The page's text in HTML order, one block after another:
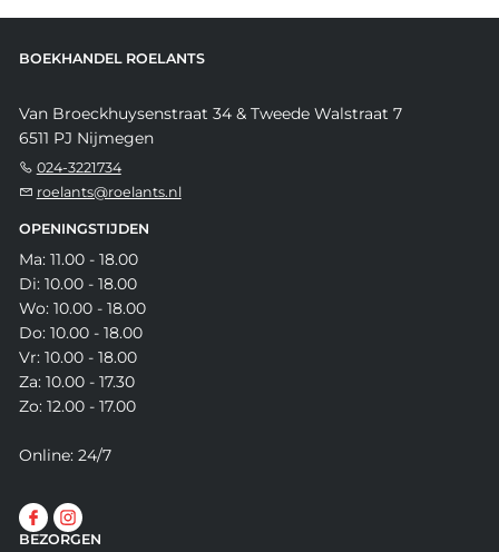
BOEKHANDEL ROELANTS
Van Broeckhuysenstraat 34 & Tweede Walstraat 7
6511 PJ Nijmegen
024-3221734
roelants@roelants.nl
OPENINGSTIJDEN
Ma: 11.00 - 18.00
Di: 10.00 - 18.00
Wo: 10.00 - 18.00
Do: 10.00 - 18.00
Vr: 10.00 - 18.00
Za: 10.00 - 17.30
Zo: 12.00 - 17.00
Online: 24/7
BEZORGEN